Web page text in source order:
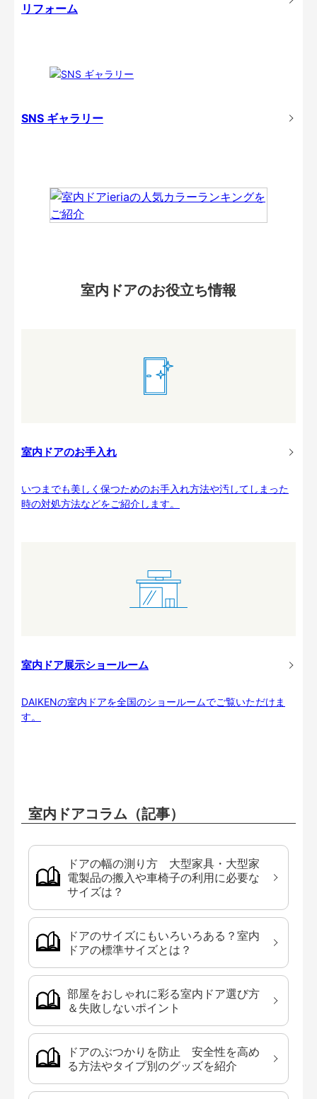
リフォーム
SNS ギャラリー
室内ドアのお役立ち情報
室内ドアのお手入れ
いつまでも美しく保つためのお手入れ方法や汚してしまった
時の対処方法などをご紹介します。
室内ドア展示ショールーム
DAIKENの室内ドアを全国のショールームでご覧いただけま
す。
室内ドアコラム（記事）
ドアの幅の測り方 大型家具・大型家
電製品の搬入や車椅子の利用に必要な
サイズは？
ドアのサイズにもいろいろある？室内
ドアの標準サイズとは？
部屋をおしゃれに彩る室内ドア選び方
＆失敗しないポイント
ドアのぶつかりを防止 安全性を高め
る方法やタイプ別のグッズを紹介